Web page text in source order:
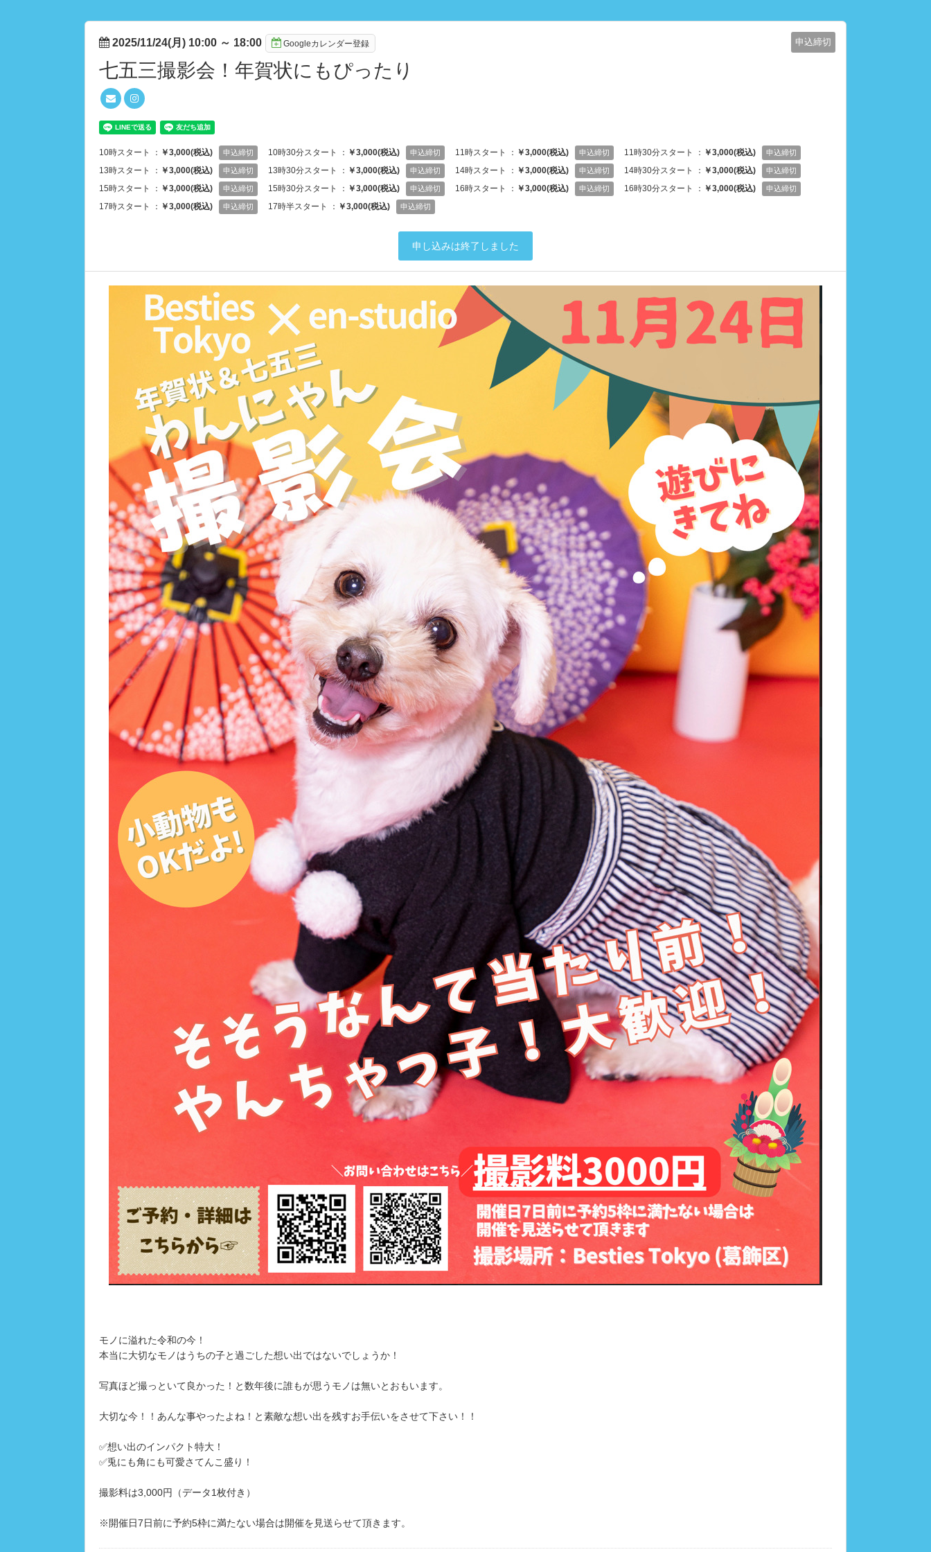
2025/11/24(月) 10:00 ～ 18:00 Googleカレンダー登録 申込締切
七五三撮影会！年賀状にもぴったり
10時スタート ： ￥3,000(税込) 申込締切 10時30分スタート ： ￥3,000(税込) 申込締切 11時スタート ： ￥3,000(税込) 申込締切 11時30分スタート ： ￥3,000(税込) 申込締切
13時スタート ： ￥3,000(税込) 申込締切 13時30分スタート ： ￥3,000(税込) 申込締切 14時スタート ： ￥3,000(税込) 申込締切 14時30分スタート ： ￥3,000(税込) 申込締切
15時スタート ： ￥3,000(税込) 申込締切 15時30分スタート ： ￥3,000(税込) 申込締切 16時スタート ： ￥3,000(税込) 申込締切 16時30分スタート ： ￥3,000(税込) 申込締切
17時スタート ： ￥3,000(税込) 申込締切 17時半スタート ： ￥3,000(税込) 申込締切
申し込みは終了しました
モノに溢れた令和の今！
本当に大切なモノはうちの子と過ごした想い出ではないでしょうか！
写真ほど撮っといて良かった！と数年後に誰もが思うモノは無いとおもいます。
大切な今！！あんな事やったよね！と素敵な想い出を残すお手伝いをさせて下さい！！
✅想い出のインパクト特大！
✅兎にも角にも可愛さてんこ盛り！
撮影料は3,000円（データ1枚付き）
※開催日7日前に予約5枠に満たない場合は開催を見送らせて頂きます。